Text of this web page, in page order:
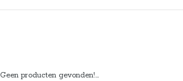
Geen producten gevonden!...